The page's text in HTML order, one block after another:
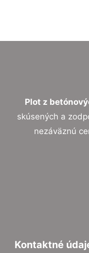
Plot z
skúsených a
nezáväznú
Kontaktné